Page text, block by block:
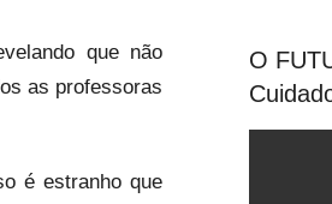
que não
as professoras
é estranho que
O